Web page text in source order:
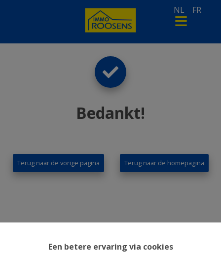
Een betere ervaring via cookies
NL FR
Bedankt!
Terug naar de vorige pagina Terug naar de homepagina